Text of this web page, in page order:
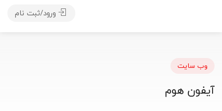
ورود/ثبت نام
وب سایت
آیفون هوم